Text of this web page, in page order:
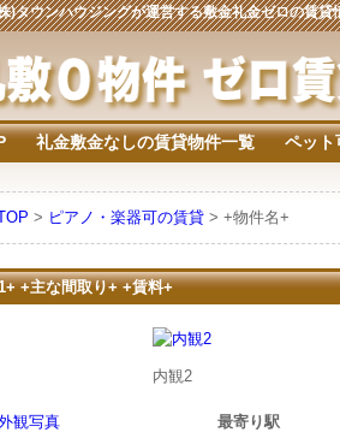
)タウンハウジングが運営する敷金礼金ゼロの賃貸
礼金敷金なしの賃貸物件一覧 ペット
> ピアノ・楽器可の賃貸 > +物件名+
+主な間取り+ +賃料+
内観2
最寄り駅